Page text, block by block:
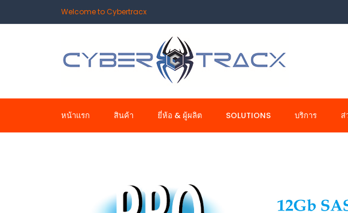
Welcome to Cybertracx
หน้าแรก สินค้า ยี่ห้อ & ผู้ผลิต SOLUTIONS บริการ ส่